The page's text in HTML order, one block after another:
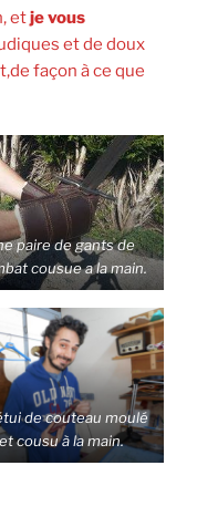
etje vous
et de doux
façon à ce que
paire de gants de
cousue a la main.
de couteau moulé
cousu à la main.